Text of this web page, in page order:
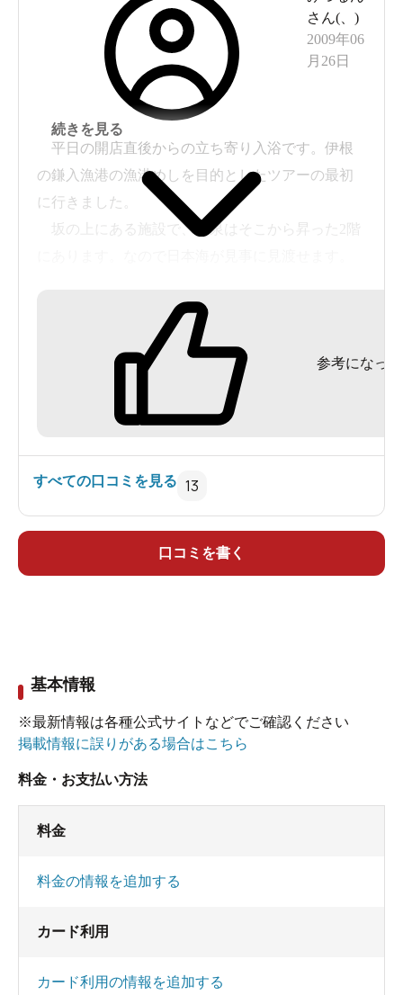
かなりぬるくなっていました。
露天風呂は、小さな岩風呂です。露天風呂のエリ
アからは日本海が望めましたが、湯に浸かると海
は見えなくなりました。
海の見えるレストランは、営業していないそうで
す。ソフトクリームとビールのみが販売されてい
シャンプー,コンディショナー,ボディソープ付き
さん(
)
2009年06
月26日
平日の開店直後からの立ち寄り入浴です。伊根
の鎌入漁港の漁港めしを目的としたツアーの最初
に行きました。
坂の上にある施設で、温泉はそこから昇った2階
から丸見えのような気がします。「マジックミ
ラーかな？」と思って露天から中を見ますと見事
にスケスケでした(笑)「義経の湯」と「静の湯」の
2種類の浴室の男女交替制だそうで、その日、私は
男ですが「静の湯」、鬼嫁は「義経の湯」と、ま
内湯には40℃ほどの浴槽と42℃ほどの浴槽があり
く分かりません。温度別の低温の方には「源泉浴
槽」と温度コントロールパネルに書いてありまし
れたのもちょっと。
海水浴の帰りなんかにサラッと入っていくなら
十分かと思います。
続きを見る
参考になった
すべての口コミを見る 13
口コミを書く
基本情報
※最新情報は各種公式サイトなどでご確認ください
掲載情報に誤りがある場合はこちら
料金・お支払い方法
料金
料金の情報を追加する
カード利用
カード利用の情報を追加する